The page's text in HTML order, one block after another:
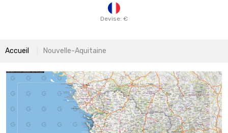
Devise: €
Accueil Nouvelle-Aquitaine